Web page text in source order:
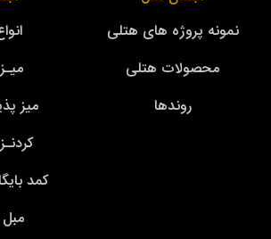
نمونه پروژه های هتلی
محصولات هتلی
روندها
میز
کمد